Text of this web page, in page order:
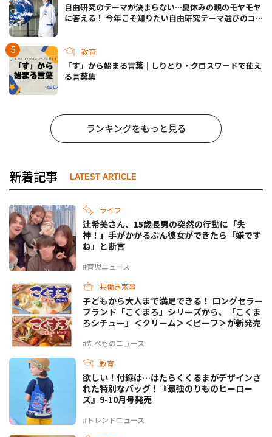
自由研究のテーマが決まらない…夏休みの親のモヤモヤ
に答える！ 今年こそ知りたい自由研究テーマ選びのコ
教育
「す」から始まる言葉｜しりとり・クロスワードで使え
る言葉集
ランキングをもっと見る
新着記事 LATEST ARTICLE
ライフ
#育児ニュース
辻希美さん、15歳長男の突然の行動に「失
神！」手がかかるぶん彼女ができたら「嫌です
ね」と断言
共働き家事
#たべものニュース
子どもから大人まで満足できる！ ロングセラー
ブランド「こくまろ」シリーズから、「こくま
ろシチュー」＜クリーム＞＜ビーフ＞が新発売
教育
#トレンドニュース
欲しい！付録は…はたらくくるまがデザインさ
れた特別なバッグ！『最強のりものヒーロー
ズ』9-10月号発売